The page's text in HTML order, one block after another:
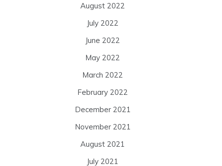
August 2022
July 2022
June 2022
May 2022
March 2022
February 2022
December 2021
November 2021
August 2021
July 2021